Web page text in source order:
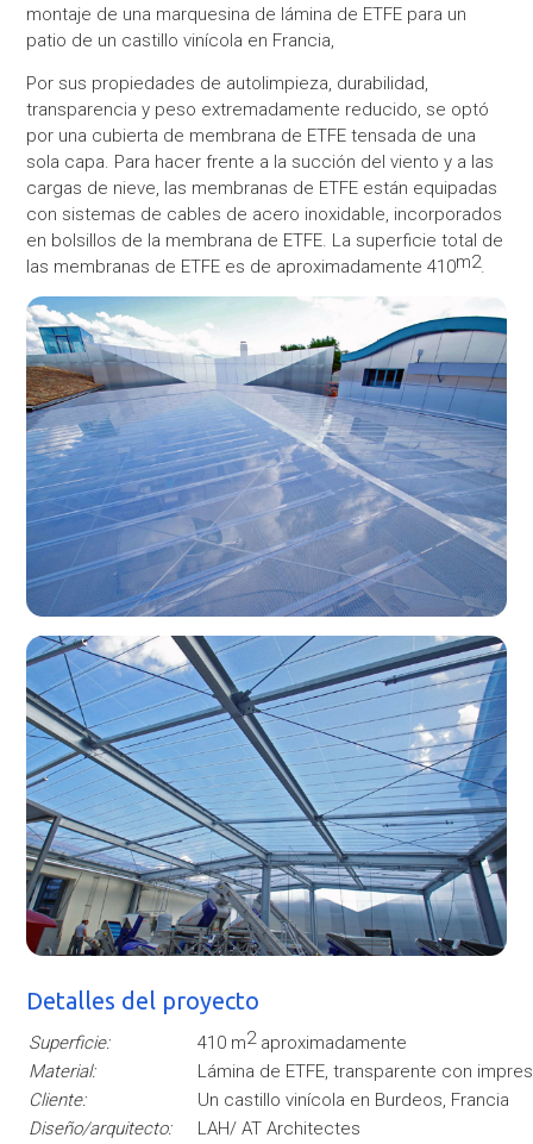
montaje de una marquesina de lámina de ETFE para un
patio de un castillo vinícola en Francia,
Por sus propiedades de autolimpieza, durabilidad,
transparencia y peso extremadamente reducido, se optó
por una cubierta de membrana de ETFE tensada de una
sola capa. Para hacer frente a la succión del viento y a las
cargas de nieve, las membranas de ETFE están equipadas
con sistemas de cables de acero inoxidable, incorporados
en bolsillos de la membrana de ETFE. La superficie total de
las membranas de ETFE es de aproximadamente 410m2.
Detalles del proyecto
Superficie: 410 m2aproximadamente
Material:
Lámina de ETFE, transparente con
Cliente:
Un castillo vinícola en Burdeos, Francia
Diseño/arquitecto:
LAH/ AT Architectes